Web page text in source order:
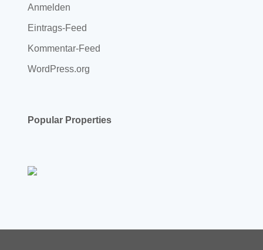
Anmelden
Eintrags-Feed
Kommentar-Feed
WordPress.org
Popular Properties